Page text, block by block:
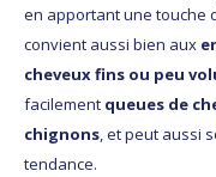
en apportant une touche
convient aussi bien aux
cheveux fins ou peu
facilement queues de
chignons, et peut aussi
tendance.